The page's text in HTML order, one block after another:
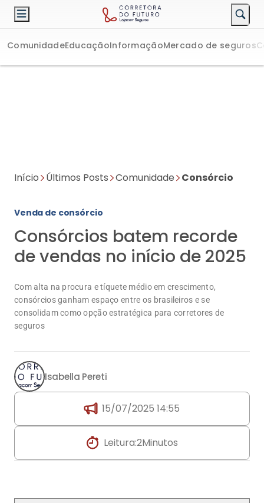
ComunidadeEducaçãoInformaçãoMercado de seguros
Início Últimos Posts Comunidade Consórcio
Venda de consórcio
Consórcios batem recorde
de vendas no início de 2025
Com alta na procura e tíquete médio em crescimento,
consórcios ganham espaço entre os brasileiros e se
consolidam como opção estratégica para corretores de
seguros
Isabella Pereti
15/07/2025 14:55
Leitura:2Minutos